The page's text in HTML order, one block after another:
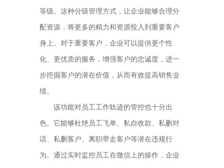
等级。这种分级管理方式，让企业能够合理分
配资源，将更多的精力和资源投入到重要客户
身上。对于重要客户，企业可以提供更个性
化、更优质的服务，增强客户的忠诚度，进一
步挖掘客户的潜在价值，从而有效提高销售业
绩。
该功能对员工工作轨迹的管控也十分出
色。它能够杜绝员工飞单、私自收款、私删对
话、私删客户、离职带走客户等潜在违规行
为。通过实时监控员工在微信上的操作，企业